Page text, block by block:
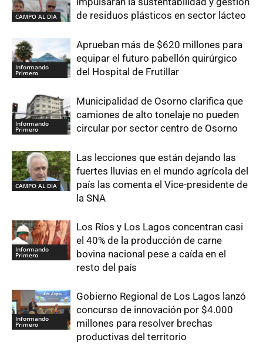
CAMPO AL DIA
de residuos plásticos en sector lácteo
Informando
Primero
Aprueban más de $620 millones para
equipar el futuro pabellón quirúrgico
del Hospital de Frutillar
Informando
Primero
Municipalidad de Osorno clarifica que
camiones de alto tonelaje no pueden
circular por sector centro de Osorno
CAMPO AL DIA
Las lecciones que están dejando las
fuertes lluvias en el mundo agrícola del
país las comenta el Vice-presidente de
la SNA
Informando
Primero
Los Ríos y Los Lagos concentran casi
el 40% de la producción de carne
bovina nacional pese a caída en el
resto del país
Informando
Primero
Gobierno Regional de Los Lagos lanzó
concurso de innovación por $4.000
millones para resolver brechas
productivas del territorio